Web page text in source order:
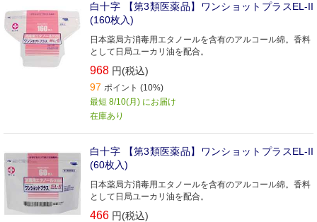
白十字 【第3類医薬品】ワンショットプラスEL-II
(160枚入)
日本薬局方消毒用エタノールを含有のアルコール綿。香料
として日局ユーカリ油を配合。
968 円(税込)
97 ポイント (10%)
最短 8/10(月) にお届け
在庫あり
白十字 【第3類医薬品】ワンショットプラスEL-II
(60枚入)
日本薬局方消毒用エタノールを含有のアルコール綿。香料
として日局ユーカリ油を配合。
466 円(税込)